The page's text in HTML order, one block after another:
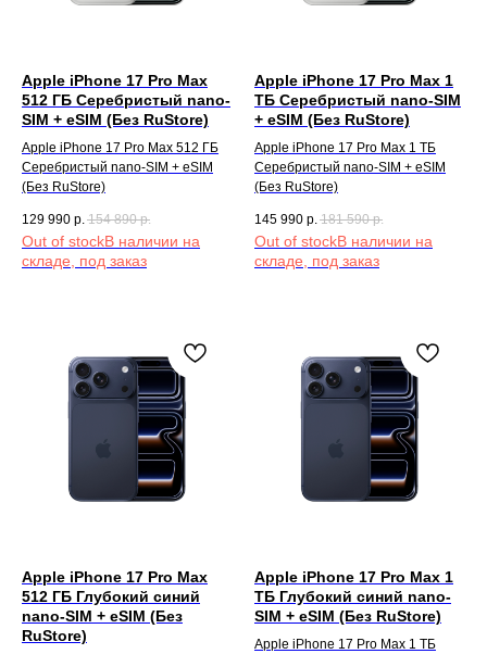
Apple iPhone 17 Pro Max
512 ГБ Серебристый nano-
SIM + eSIM (Без RuStore)
Apple iPhone 17 Pro Max 512 ГБ
Серебристый nano-SIM + eSIM
(Без RuStore)
129 990 р. 154 890 р.
Out of stock
Apple iPhone 17 Pro Max 1
TБ Серебристый nano-SIM
+ eSIM (Без RuStore)
Apple iPhone 17 Pro Max 1 TБ
Серебристый nano-SIM + eSIM
(Без RuStore)
145 990 р. 181 590 р.
Out of stock
Apple iPhone 17 Pro Max
512 ГБ Глубокий синий
nano-SIM + eSIM (Без
RuStore)
Apple iPhone 17 Pro Max 1
TБ Глубокий синий nano-
SIM + eSIM (Без RuStore)
Apple iPhone 17 Pro Max 1 TБ